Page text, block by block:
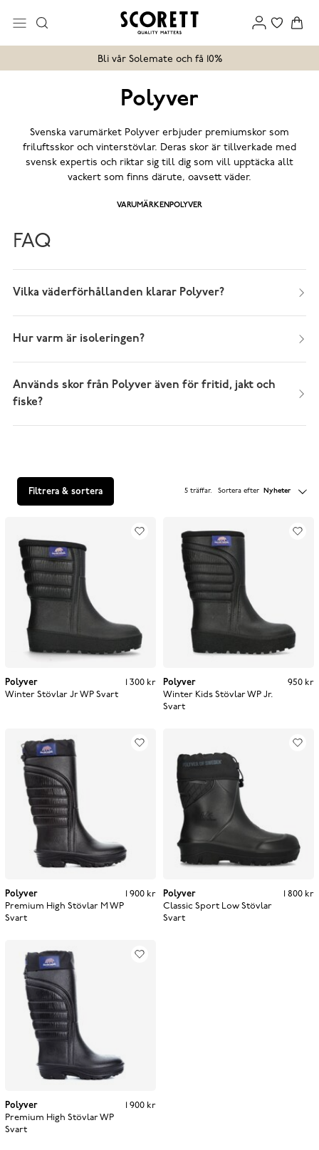
Bli vår Solemate och få 10%
Polyver
Svenska varumärket Polyver erbjuder premiumskor som
friluftsskor och vinterstövlar. Deras skor är tillverkade med
svensk expertis och riktar sig till dig som vill upptäcka allt
vackert som finns därute, oavsett väder.
VARUMÄRKEN POLYVER
FAQ
Vilka väderförhållanden klarar Polyver?
Hur varm är isoleringen?
Används skor från Polyver även för fritid, jakt och
fiske?
Filtrera & sortera 5 träffar. Sortera efter Nyheter
Polyver
Winter Stövlar Jr WP Svart
1 300 kr
1 300 kr
Polyver
Winter Kids Stövlar WP Jr.
Svart
950 kr
950 kr
Polyver
Premium High Stövlar M WP
Svart
1 900 kr
1 900 kr
Polyver
Classic Sport Low Stövlar
Svart
1 800 kr
1 800 kr
Polyver
Premium High Stövlar WP
Svart
1 900 kr
1 900 kr